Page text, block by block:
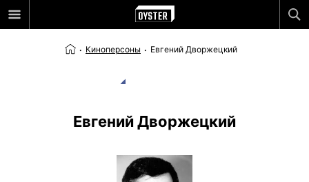
Киноперсоны Евгений Дворжецкий
Евгений Дворжецкий